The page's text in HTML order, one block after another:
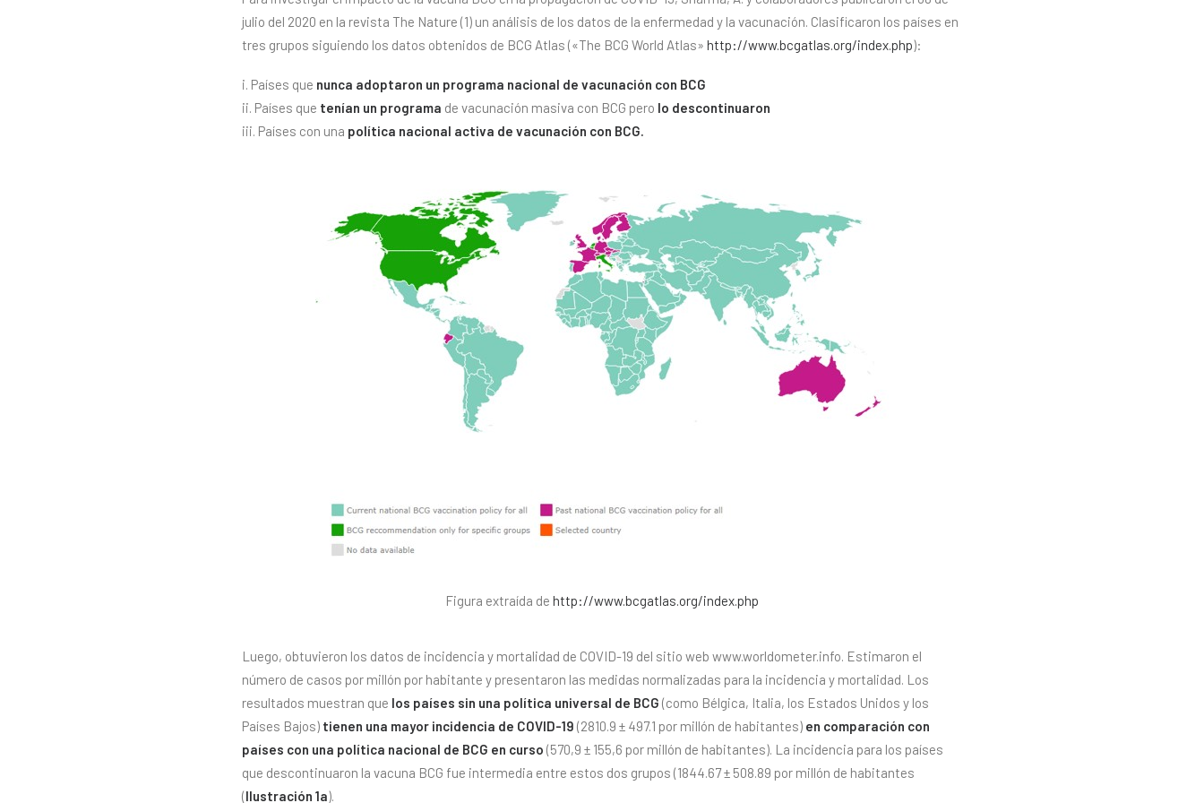
julio del 2020 en la revista The Nature (1) un análisis de los datos de la enfermedad y la vacunación. Clasificaron los países en
tres grupos siguiendo los datos obtenidos de BCG Atlas («The BCG World Atlas» http://www.bcgatlas.org/index.php):
i. Países que nunca adoptaron un programa nacional de vacunación con BCG
ii. Países que tenían un programa de vacunación masiva con BCG pero lo descontinuaron
iii. Países con una política nacional activa de vacunación con BCG.
Figura extraída de http://www.bcgatlas.org/index.php
Luego, obtuvieron los datos de incidencia y mortalidad de COVID-19 del sitio web www.worldometer.info. Estimaron el
número de casos por millón por habitante y presentaron las medidas normalizadas para la incidencia y mortalidad. Los
resultados muestran que los países sin una política universal de BCG (como Bélgica, Italia, los Estados Unidos y los
Países Bajos) tienen una mayor incidencia de COVID-19 (2810.9 ± 497.1 por millón de habitantes) en comparación con
países con una política nacional de BCG en curso (570,9 ± 155,6 por millón de habitantes). La incidencia para los países
que descontinuaron la vacuna BCG fue intermedia entre estos dos grupos (1844.67 ± 508.89 por millón de habitantes
(Ilustración 1a).